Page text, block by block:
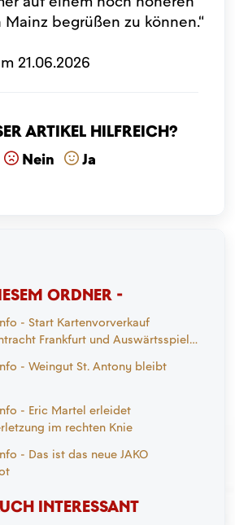
begrüßen zu können.“
21.06.2026
Artikel hilfreich?
Nein Ja
ORDNER -
- Start Kartenvorverkauf
Frankfurt und Auswärtsspiel
- Weingut St. Antony bleibt
- Eric Martel erleidet
im rechten Knie
- Das ist das neue JAKO
INTERESSANT